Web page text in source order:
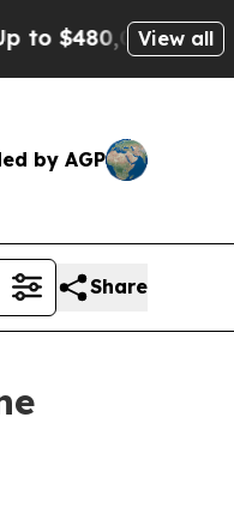
After Being
View all
by AGP
Share